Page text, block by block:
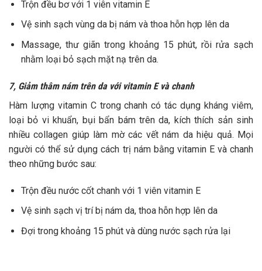
Trộn đều bơ với 1 viên vitamin E
Vệ sinh sạch vùng da bị nám và thoa hỗn hợp lên da
Massage, thư giãn trong khoảng 15 phút, rồi rửa sạch
nhằm loại bỏ sạch mặt nạ trên da.
7, Giảm thâm nám trên da với vitamin E và chanh
Hàm lượng vitamin C trong chanh có tác dụng kháng viêm,
loại bỏ vi khuẩn, bụi bẩn bám trên da, kích thích sản sinh
nhiều collagen giúp làm mờ các vết nám da hiệu quả. Mọi
người có thể sử dụng cách trị nám bằng vitamin E và chanh
theo những bước sau:
Trộn đều nước cốt chanh với 1 viên vitamin E
Vệ sinh sạch vị trí bị nám da, thoa hỗn hợp lên da
Đợi trong khoảng 15 phút và dùng nước sạch rửa lại